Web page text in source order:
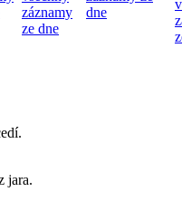
záznamy
ze dne
dne
jara.